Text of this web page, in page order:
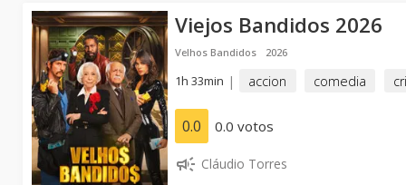
Viejos Bandidos 2026
Velhos Bandidos 2026
1h 33min | accion comedia
0.0 0.0 votos
Cláudio Torres